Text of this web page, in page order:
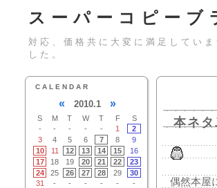
スーパーコピー
対応、価格共に大変に満足してい
した。
本ネ
偶然本屋
CALENDAR
« 2010.1 »
S M T W T F
S
-
- - - - 1
2
3
4 5 6 7 8
9
10
11 12 13 14 15
16
17
18 19 20 21 22
23
24
25 26 27 28 29
30
31
- - - - - -